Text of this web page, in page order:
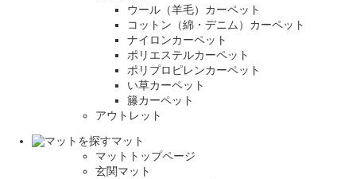
ウール（羊毛）カーペット
コットン（綿・デニム）カーペット
ナイロンカーペット
ポリエステルカーペット
ポリプロピレンカーペット
い草カーペット
籐カーペット
アウトレット
マット
マットトップページ
玄関マット